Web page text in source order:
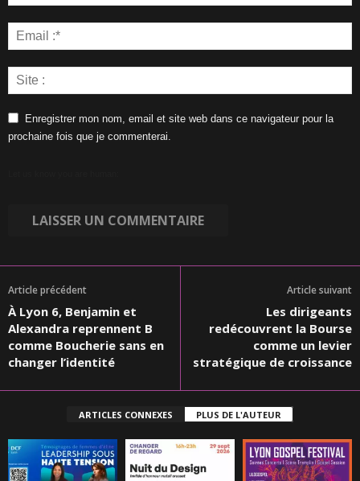
Enregistrer mon nom, email et site web dans ce navigateur pour la
prochaine fois que je commenterai.
Article précédent
À Lyon 6, Benjamin et
Alexandra reprennent B
comme Boucherie sans en
changer l’identité
Article suivant
Les dirigeants
redécouvrent la Bourse
comme un levier
stratégique de croissance
ARTICLES CONNEXES PLUS DE L'AUTEUR